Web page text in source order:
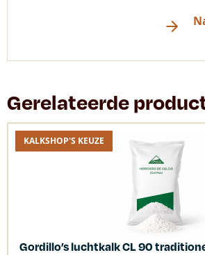
Gerelateerde
KALKSHOP'S KEUZE
Gordillo’s luchtkalk CL 90